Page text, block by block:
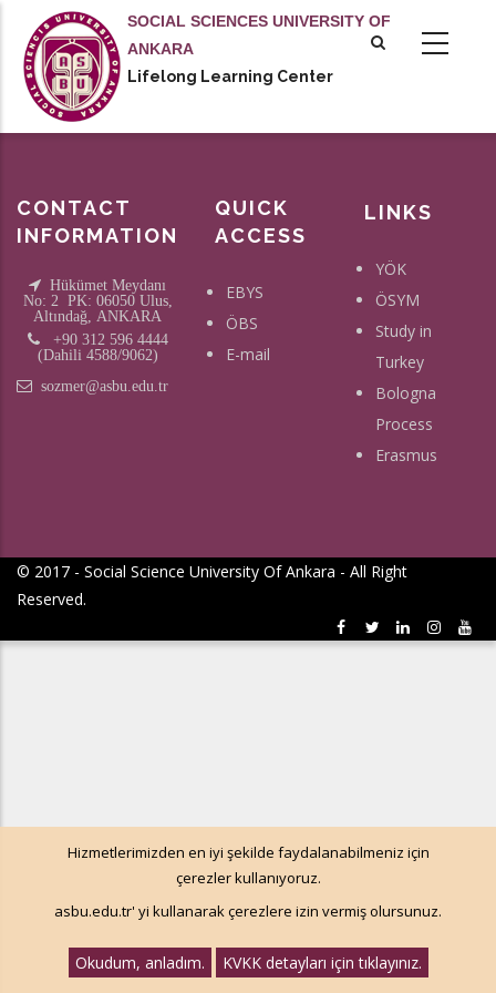
main
content
SOCIAL SCIENCES UNIVERSITY OF
ANKARA
Lifelong Learning Center
actions
CONTACT
INFORMATION
Hükümet Meydanı
No: 2 PK: 06050 Ulus,
Altındağ, ANKARA
+90 312 596 4444
(Dahili 4588/9062)
sozmer@asbu.edu.tr
QUICK
ACCESS
EBYS
ÖBS
E-mail
LINKS
YÖK
ÖSYM
Study in
Turkey
Bologna
Process
Erasmus
© 2017 - Social Science University Of Ankara - All Right
Reserved.
Hizmetlerimizden en iyi şekilde faydalanabilmeniz için
çerezler kullanıyoruz.
asbu.edu.tr' yi kullanarak çerezlere izin vermiş olursunuz.
Okudum, anladım. KVKK detayları için tıklayınız.